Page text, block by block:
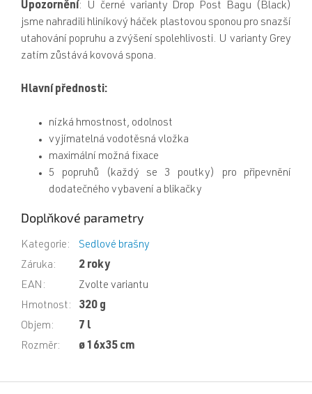
Upozornění:
U černé varianty Drop Post Bagu (Black)
jsme nahradili hliníkový háček plastovou sponou pro snazší
utahování popruhu a zvýšení spolehlivosti. U varianty Grey
zatím zůstává kovová spona.
Hlavní přednosti:
nízká hmostnost, odolnost
vyjímatelná vodotěsná vložka
maximální možná fixace
5 popruhů (každý se 3 poutky) pro připevnění
dodatečného vybavení a blikačky
Doplňkové parametry
Kategorie:
Sedlové brašny
Záruka:
2 roky
EAN :
Zvolte variantu
Hmotnost:
320 g
Objem:
7 l
Rozměr: ø 16x35 cm